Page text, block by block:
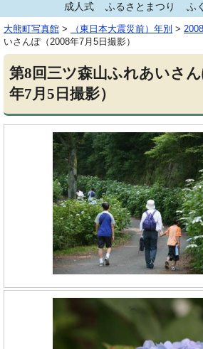
成人式 ふるさとまつり ふ
大熊町写真館 > （東日本大震災前）年別 >
いさんぽ（2008年7月5日撮影）
第8回三ツ森山ふれあいさ
年7月5日撮影）